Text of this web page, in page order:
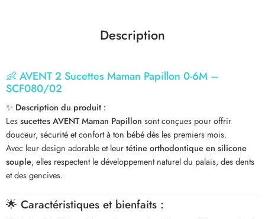
Description
👶 AVENT 2 Sucettes Maman Papillon 0-6M –
SCF080/02
✨ Description du produit :
Lessucettes AVENT Maman Papillon sont conçues pour offrir
douceur, sécurité et confort à ton bébé dès les premiers mois.
Avec leur design adorable et leurtétine orthodontique en silicone
souple, elles respectent le développement naturel du palais, des dents
et des gencives.
🌟 Caractéristiques et bienfaits :